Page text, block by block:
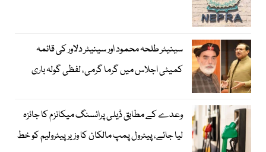
سینیٹر طلحہ محمود اور سینیٹر دلاور کی قائمہ
کمیٹی اجلاس میں گرما گرمی، لفظی گولہ باری
وعدے کے مطابق ڈیلی پرائسنگ میکانزم کا جائزہ
لیا جائے، پیٹرول پمپ مالکان کا وزیرپیٹرولیم کو خط